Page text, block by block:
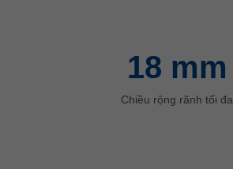
yкраїнська
18 mm
Chiều rộng rãnh tối đa